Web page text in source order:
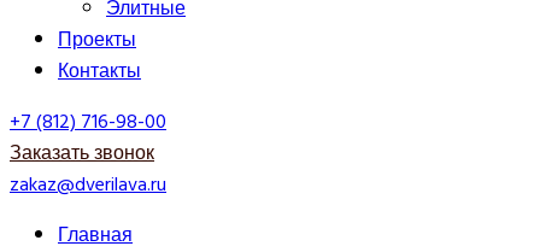
Элитные
Проекты
Контакты
+7 (812) 716-98-00
Заказать звонок
zakaz@dverilava.ru
Главная